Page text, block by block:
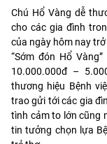
Chú Hổ Vàng dễ
cho các gia đình
của ngày hôm nay
“Sớm đón Hổ
10.000.000đ –
thương hiệu Bệnh
trao gửi tới các gia
tình cảm to lớn cũng
tin tưởng chọn lựa